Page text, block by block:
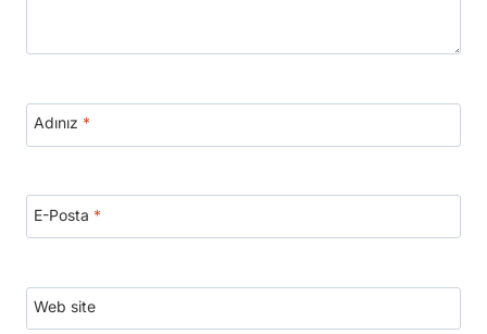
Adınız *
E-Posta *
Web site